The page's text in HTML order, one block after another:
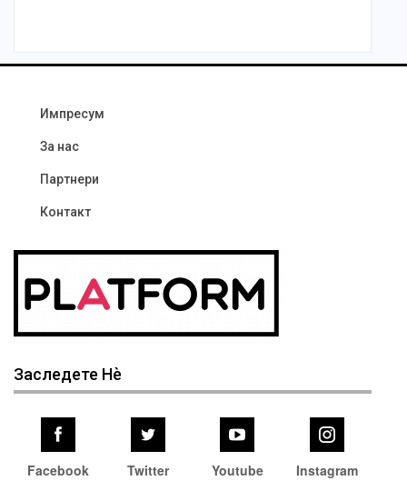
Импресум
За нас
Партнери
Контакт
Заследете Нѐ
Facebook Twitter Youtube Instagram